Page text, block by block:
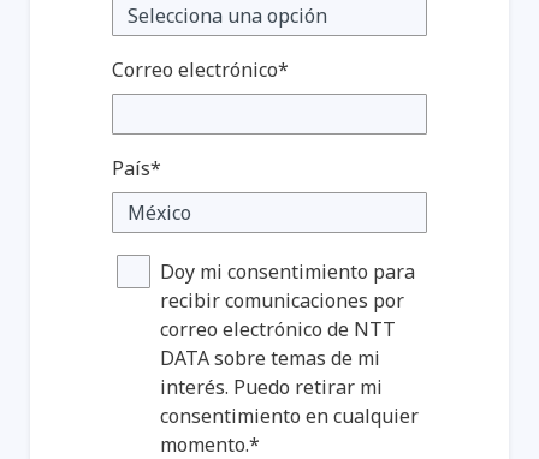
Correo electrónico*
País*
Doy mi consentimiento para
recibir comunicaciones por
correo electrónico de NTT
DATA sobre temas de mi
interés. Puedo retirar mi
consentimiento en cualquier
momento.*